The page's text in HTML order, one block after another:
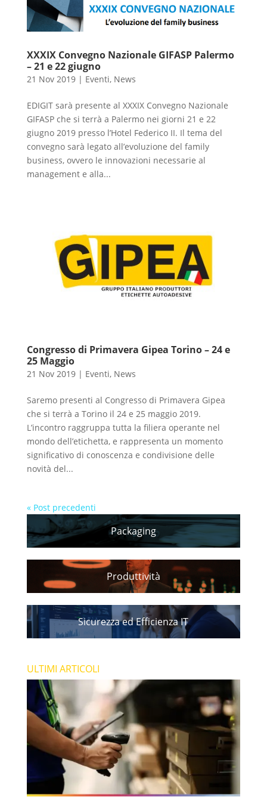
XXXIX Convegno Nazionale GIFASP Palermo
– 21 e 22 giugno
21 Nov 2019| Eventi, News
EDIGIT sarà presente al XXXIX Convegno Nazionale
GIFASP che si terrà a Palermo nei giorni 21 e 22
giugno 2019 presso l’Hotel Federico II. Il tema del
convegno sarà legato all’evoluzione del family
business, ovvero le innovazioni necessarie al
management e alla...
Congresso di Primavera Gipea Torino – 24 e
25 Maggio
21 Nov 2019| Eventi, News
Saremo presenti al Congresso di Primavera Gipea
che si terrà a Torino il 24 e 25 maggio 2019.
L’incontro raggruppa tutta la filiera operante nel
mondo dell’etichetta, e rappresenta un momento
significativo di conoscenza e condivisione delle
novità del...
« Post precedenti
Packaging
Produttività
Sicurezza ed Efficienza IT
ULTIMI ARTICOLI